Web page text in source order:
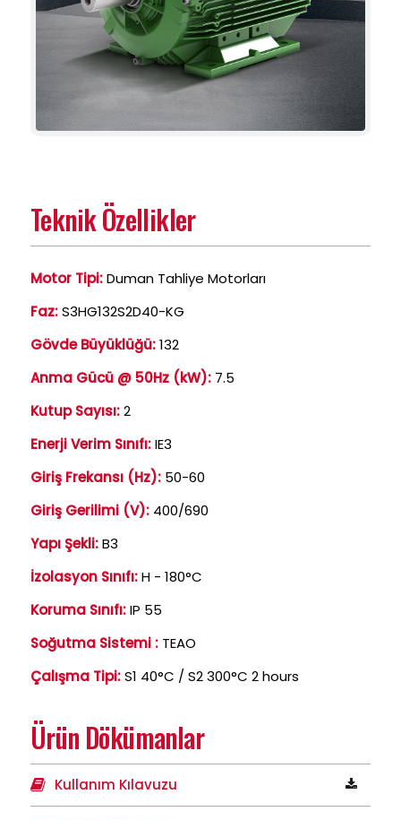
Teknik Özellikler
Motor Tipi:Duman Tahliye Motorları
Faz:S3HG132S2D40-KG
Gövde Büyüklüğü:132
Anma Gücü @ 50Hz (kW): 7.5
Kutup Sayısı:2
Enerji Verim Sınıfı:IE3
Giriş Frekansı (Hz): 50-60
Giriş Gerilimi (V): 400/690
Yapı Şekli:B3
İzolasyon Sınıfı:H - 180°C
Koruma Sınıfı:IP 55
Soğutma Sistemi : TEAO
Çalışma Tipi:S1 40°C / S2 300°C 2 hours
Ürün Dökümanlar
Kullanım Kılavuzu